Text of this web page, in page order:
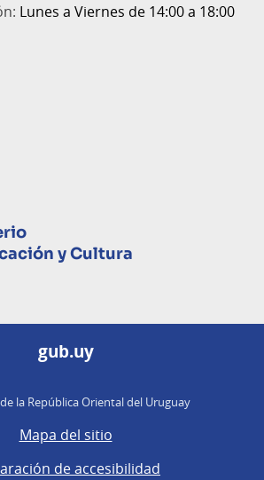
Lunes a Viernes de 14:00 a 18:00
y Cultura
gub.uy
la República Oriental del Uruguay
Mapa del sitio
de accesibilidad